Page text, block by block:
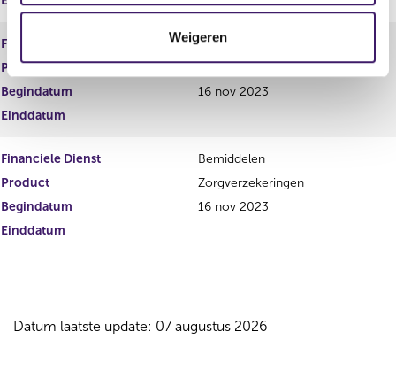
i
e
Weigeren
Financiele Dienst
Bemiddelen
Product
Vermogen
Begindatum
16 nov 2023
Einddatum
Financiele Dienst
Bemiddelen
Product
Zorgverzekeringen
Begindatum
16 nov 2023
Einddatum
Datum laatste update: 07 augustus 2026